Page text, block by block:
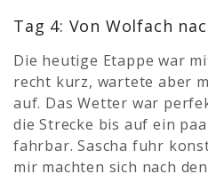
Tag 4: Von Wolfach
Die heutige Etappe war
recht kurz, wartete aber
auf. Das Wetter war
die Strecke bis auf ein
fahrbar. Sascha fuhr
mir machten sich nach